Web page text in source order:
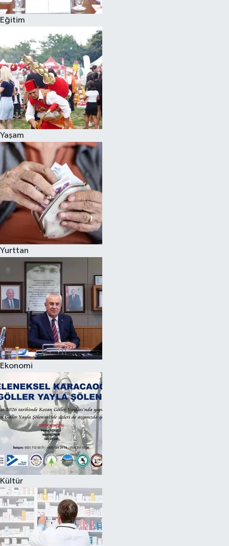
Eğitim
Yaşam
Yurttan
Ekonomi
Kültür